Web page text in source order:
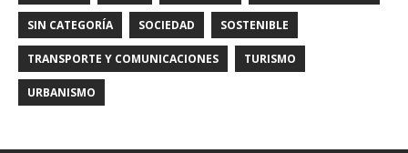
SIN CATEGORÍA SOCIEDAD SOSTENIBLE
TRANSPORTE Y COMUNICACIONES TURISMO
URBANISMO